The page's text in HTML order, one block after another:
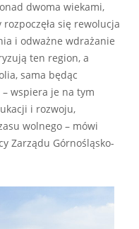
dwoma wiekami,
się rewolucja
i odważne wdrażanie
ten region, a
sama będąc
wspiera je na tym
i rozwoju,
wolnego – mówi
Zarządu Górnośląsko-